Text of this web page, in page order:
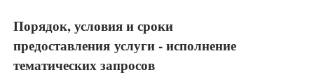
Порядок, условия и сроки
предоставления услуги - исполнение
тематических запросов